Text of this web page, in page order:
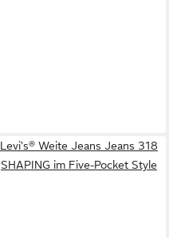
Levi's® Weite Jeans Jeans 318
SHAPING im Five-Pocket Style